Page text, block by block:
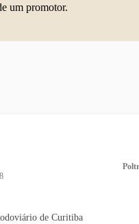
um promotor.
de Curitiba